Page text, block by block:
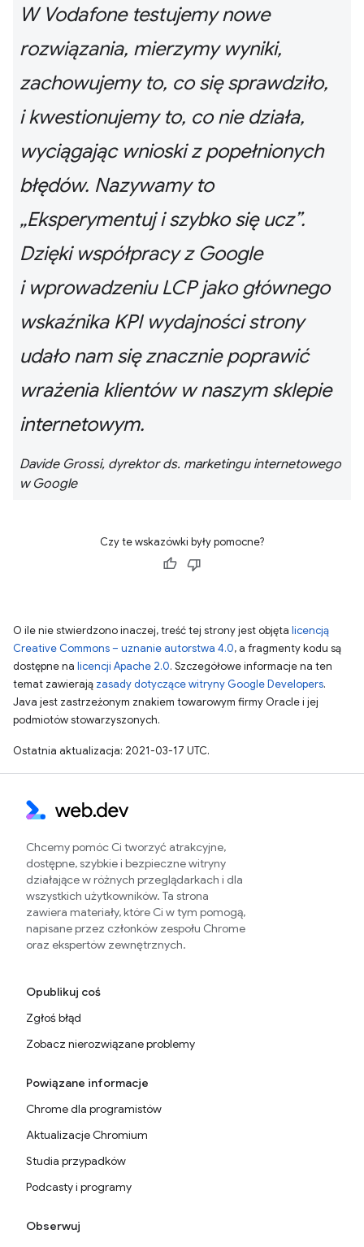
W Vodafone testujemy nowe
rozwiązania, mierzymy wyniki,
zachowujemy to, co się sprawdziło,
i kwestionujemy to, co nie działa,
wyciągając wnioski z popełnionych
błędów. Nazywamy to
„Eksperymentuj i szybko się ucz”.
Dzięki współpracy z Google
i wprowadzeniu LCP jako głównego
wskaźnika KPI wydajności strony
udało nam się znacznie poprawić
wrażenia klientów w naszym sklepie
internetowym.
Davide Grossi, dyrektor ds. marketingu internetowego
w Google
Czy te wskazówki były pomocne?
O ile nie stwierdzono inaczej, treść tej strony jest objęta licencją
Creative Commons – uznanie autorstwa 4.0, a fragmenty kodu są
dostępne na licencji Apache 2.0. Szczegółowe informacje na ten
temat zawierają zasady dotyczące witryny Google Developers.
Java jest zastrzeżonym znakiem towarowym firmy Oracle i jej
podmiotów stowarzyszonych.
Ostatnia aktualizacja: 2021-03-17 UTC.
Chcemy pomóc Ci tworzyć atrakcyjne,
dostępne, szybkie i bezpieczne witryny
działające w różnych przeglądarkach i dla
wszystkich użytkowników. Ta strona
zawiera materiały, które Ci w tym pomogą,
napisane przez członków zespołu Chrome
oraz ekspertów zewnętrznych.
Opublikuj coś
Zgłoś błąd
Zobacz nierozwiązane problemy
Powiązane informacje
Chrome dla programistów
Aktualizacje Chromium
Studia przypadków
Podcasty i programy
Obserwuj